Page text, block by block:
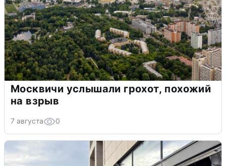
Москвичи услышали грохот, похожий
на взрыв
7 августа 0